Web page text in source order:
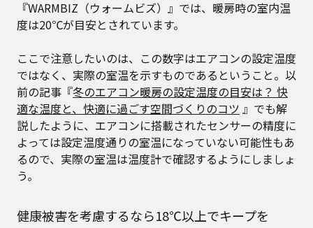
『WARMBIZ（ウォームビズ）』では、暖房時の室内温
度は20℃が目安とされています。
ここで注意したいのは、この数字はエアコンの設定温度
ではなく、実際の室温を示すものであるということ。以
前の記事『冬のエアコン暖房の設定温度の目安は？ 快
適な温度と、快適に過ごす空間づくりのコツ 』でも解
説したように、エアコンに搭載されたセンサーの精度に
よっては設定温度通りの室温になっていない可能性もあ
るので、実際の室温は温度計で確認するようにしましょ
う。
健康被害を考慮するなら18℃以上でキープを